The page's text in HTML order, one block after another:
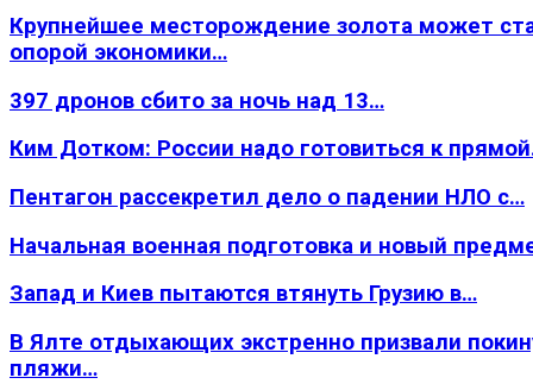
Крупнейшее месторождение золота может
опорой экономики…
397 дронов сбито за ночь над 13…
Ким Дотком: России надо готовиться к
Пентагон рассекретил дело о падении НЛО с…
Начальная военная подготовка и новый
Запад и Киев пытаются втянуть Грузию в…
В Ялте отдыхающих экстренно призвали
пляжи…